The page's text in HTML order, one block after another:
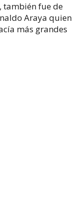
también fue de
Araya quien
más grandes